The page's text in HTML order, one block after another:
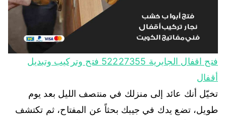
فتح اقفال الجابرية 52227355 فتح وتركيب وتبديل
أقفال
تخيّل أنك عائد إلى منزلك في منتصف الليل بعد يوم
طويل، تضع يدك في جيبك بحثاً عن المفتاح، ثم تكتشف